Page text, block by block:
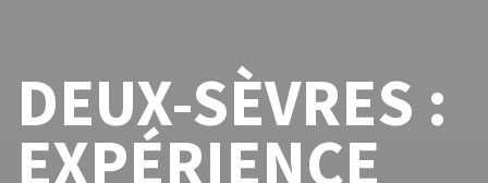
DEUX-SÈVRES :
EXPÉRIENCE